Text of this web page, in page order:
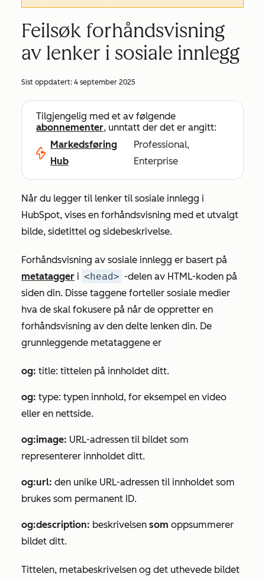
Feilsøk forhåndsvisning
av lenker i sosiale innlegg
Sist oppdatert: 4 september 2025
Tilgjengelig med et av følgende
abonnementer, unntatt der det er angitt:
Markedsføring
Hub
Professional,
Enterprise
Når du legger til lenker til sosiale innlegg i
HubSpot, vises en forhåndsvisning med et utvalgt
bilde, sidetittel og sidebeskrivelse.
Forhåndsvisning av sosiale innlegg er basert på
metatagger i <head> -delen av HTML-koden på
siden din. Disse taggene forteller sosiale medier
hva de skal fokusere på når de oppretter en
forhåndsvisning av den delte lenken din. De
grunnleggende metataggene er
og: title: tittelen på innholdet ditt.
og: type: typen innhold, for eksempel en video
eller en nettside.
og:image: URL-adressen til bildet som
representerer innholdet ditt.
og:url: den unike URL-adressen til innholdet som
brukes som permanent ID.
og:description: beskrivelsen som oppsummerer
bildet ditt.
Tittelen, metabeskrivelsen og det uthevede bildet